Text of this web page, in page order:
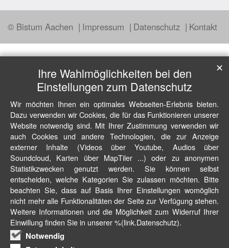
© Bistum Aachen Impressum Datenschutz Kontakt
Ihre Wahlmöglichkeiten bei den
Einstellungen zum Datenschutz
Wir möchten Ihnen ein optimales Webseiten-Erlebnis bieten.
Dazu verwenden wir Cookies, die für das Funktionieren unserer
Website notwendig sind. Mit Ihrer Zustimmung verwenden wir
auch Cookies und andere Technologien, die zur Anzeige
externer Inhalte (Videos über Youtube, Audios über
Soundcloud, Karten über MapTiler ...) oder zu anonymen
Statistikzwecken genutzt werden. Sie können selbst
entscheiden, welche Kategorien Sie zulassen möchten. Bitte
beachten Sie, dass auf Basis Ihrer Einstellungen womöglich
nicht mehr alle Funktionalitäten der Seite zur Verfügung stehen.
Weitere Informationen und die Möglichkeit zum Widerruf Ihrer
Einwillung finden Sie in unserer %(link.Datenschutz).
Notwendig
✕